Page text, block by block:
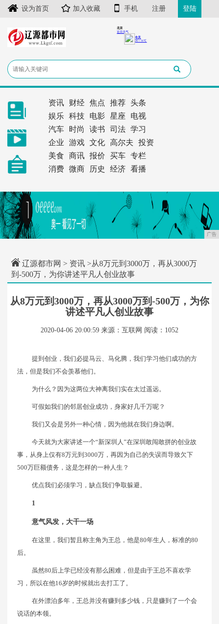
设为首页 加入收藏 手机 注册 登陆
资讯 财经 焦点 推荐
头条
娱乐
科技 电影 星座
电视
汽车
时尚 读书 司法
学习
企业
游戏 文化 高尔夫
投资
美食
商讯 报价 买车
专栏
消费
微商 历史 经济 看播
广告
辽源都市网 > 资讯 >从8万元到3000万，再从3000万
到-500万，为你讲述平凡人创业故事
从8万元到3000万，再从3000万到-500万，为你
讲述平凡人创业故事
2020-04-06 20:00:59 来源：互联网 阅读：1052
提到创业，我们必提马云、马化腾，我们学习他们成功的方
法，但是我们不会羡慕他们。
为什么？因为这两位大神离我们实在太过遥远。
可假如我们的邻居创业成功，身家好几千万呢？
我们又会是另外一种心情，因为他就在我们身边啊。
今天就为大家讲述一个“新深圳人”在深圳敢闯敢拼的创业故
事，从身上仅有8万元到3000万，再因为自己的失误而导致欠下
500万巨额债务，这是怎样的一种人生？
优点我们必须学习，缺点我们争取躲避。
1
意气风发，大干一场
在这里，我们暂且称主角为王总，他是80年生人，标准的80
后。
虽然80后上学已经没有那么困难，但是由于王总不喜欢学
习，所以在他16岁的时候就出去打工了。
在外漂泊多年，王总并没有赚到多少钱，只是赚到了一个会
说话的本领。